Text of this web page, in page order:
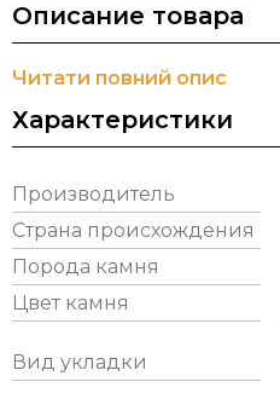
Описание товара
Читати повний опис
Характеристики
Производитель
Страна происхождения
Порода камня
Цвет камня
Вид укладки